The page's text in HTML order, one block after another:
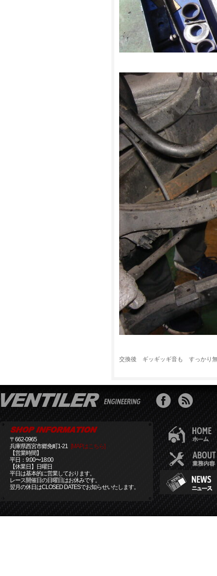
交換後 ギッギッギ音も すっか
〒662-0965
兵庫県西宮市郷免町1-21 [MAPはこちら]
【営業時間】
平日：9:00〜18:00
【休業日】日曜日
平日は基本的に営業しております。
レース開催日の日曜日はお休みです。
翌月の休日はCLOSED DATESでお知らせいたします。